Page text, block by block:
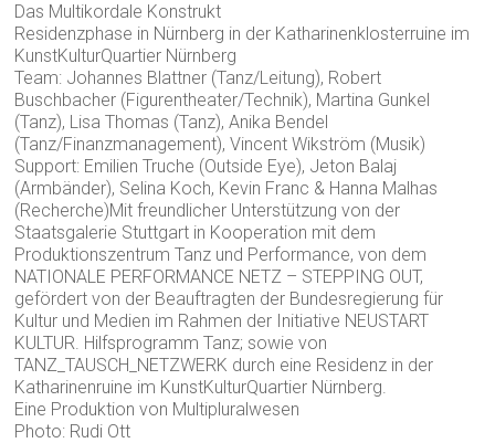
Das Multikordale Konstrukt
Residenzphase in Nürnberg in der Katharinenklosterruine im
KunstKulturQuartier Nürnberg
Team: Johannes Blattner (Tanz/Leitung), Robert
Buschbacher (Figurentheater/Technik), Martina Gunkel
(Tanz), Lisa Thomas (Tanz), Anika Bendel
(Tanz/Finanzmanagement), Vincent Wikström (Musik)
Support: Emilien Truche (Outside Eye), Jeton Balaj
(Armbänder), Selina Koch, Kevin Franc & Hanna Malhas
(Recherche)Mit freundlicher Unterstützung von der
Staatsgalerie Stuttgart in Kooperation mit dem
Produktionszentrum Tanz und Performance, von dem
NATIONALE PERFORMANCE NETZ – STEPPING OUT,
gefördert von der Beauftragten der Bundesregierung für
Kultur und Medien im Rahmen der Initiative NEUSTART
KULTUR. Hilfsprogramm Tanz; sowie von
TANZ_TAUSCH_NETZWERK durch eine Residenz in der
Katharinenruine im KunstKulturQuartier Nürnberg.
Eine Produktion von Multipluralwesen
Photo: Rudi Ott